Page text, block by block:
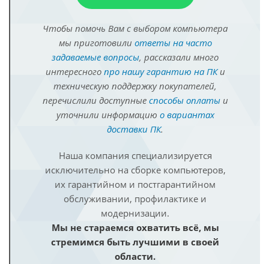
Чтобы помочь Вам с выбором компьютера
мы приготовили ответы на часто
задаваемые вопросы, рассказали много
интересного про нашу гарантию на ПКи
техническую поддержку покупателей,
перечислили доступные способы оплатыи
уточнили информацию о вариантах
доставки ПК.
Наша компания специализируется
исключительно на сборке компьютеров,
их гарантийном и постгарантийном
обслуживании, профилактике и
модернизации.
Мы не стараемся охватить всё, мы
стремимся быть лучшими в своей
области.